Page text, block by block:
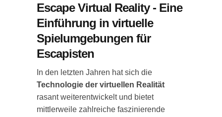
Escape Virtual Reality - Eine
Einführung in virtuelle
Spielumgebungen für
Escapisten
In den letzten Jahren hat sich die
Technologie der virtuellen Realität
rasant weiterentwickelt und bietet
mittlerweile zahlreiche faszinierende